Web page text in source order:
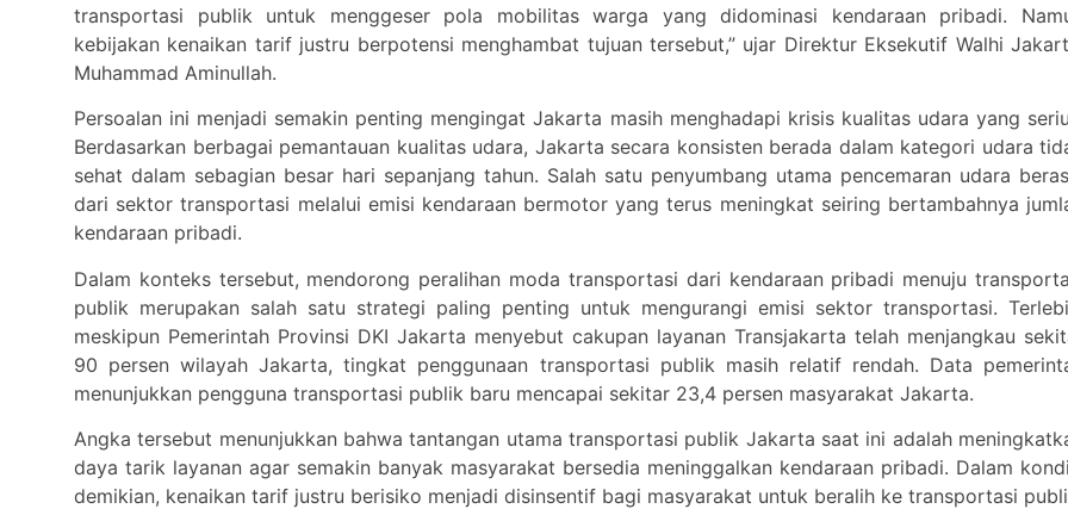
transportasi publik untuk menggeser pola mobilitas warga yang didominasi kendaraan pribadi.
kebijakan kenaikan tarif justru berpotensi menghambat tujuan tersebut,” ujar Direktur Eksekutif Walhi
Muhammad Aminullah.
Persoalan ini menjadi semakin penting mengingat Jakarta masih menghadapi krisis kualitas udara yang
Berdasarkan berbagai pemantauan kualitas udara, Jakarta secara konsisten berada dalam kategori udara
sehat dalam sebagian besar hari sepanjang tahun. Salah satu penyumbang utama pencemaran udara
dari sektor transportasi melalui emisi kendaraan bermotor yang terus meningkat seiring bertambahnya
kendaraan pribadi.
Dalam konteks tersebut, mendorong peralihan moda transportasi dari kendaraan pribadi menuju
publik merupakan salah satu strategi paling penting untuk mengurangi emisi sektor transportasi.
meskipun Pemerintah Provinsi DKI Jakarta menyebut cakupan layanan Transjakarta telah menjangkau
90 persen wilayah Jakarta, tingkat penggunaan transportasi publik masih relatif rendah. Data
menunjukkan pengguna transportasi publik baru mencapai sekitar 23,4 persen masyarakat Jakarta.
Angka tersebut menunjukkan bahwa tantangan utama transportasi publik Jakarta saat ini adalah
daya tarik layanan agar semakin banyak masyarakat bersedia meninggalkan kendaraan pribadi. Dalam
demikian, kenaikan tarif justru berisiko menjadi disinsentif bagi masyarakat untuk beralih ke transportasi